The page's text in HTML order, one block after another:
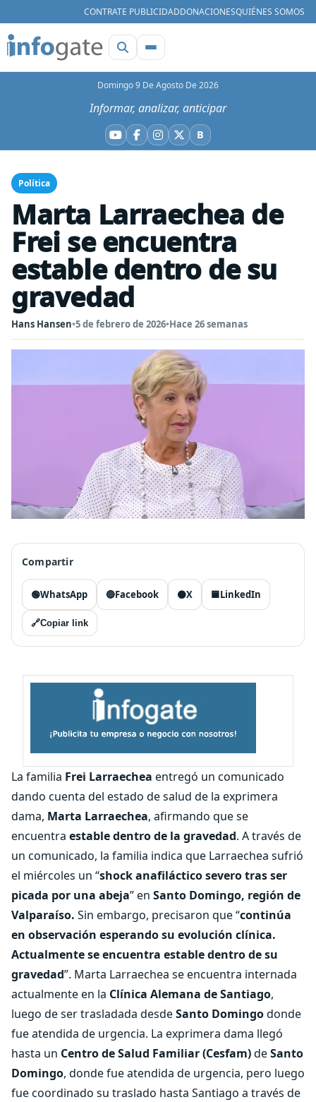
CONTRATE PUBLICIDADDONACIONESQUIÉNES SOMOS
Domingo 9 De Agosto De 2026
Informar, analizar, anticipar
YouTube
Facebook
Instagram
X BBluesky
Política
Marta Larraechea de
Frei se encuentra
estable dentro de su
gravedad
Hans Hansen•5 de febrero de 2026•Hace 26 semanas
Compartir
🟢WhatsApp 🔵Facebook ⚫X 🟦LinkedIn
🔗Copiar link
La familia Frei Larraechea entregó un comunicado
dando cuenta del estado de salud de la exprimera
dama, Marta Larraechea, afirmando que se
encuentra estable dentro de la gravedad. A través de
un comunicado, la familia indica que Larraechea sufrió
el miércoles un “shock anafiláctico severo tras ser
picada por una abeja” en Santo Domingo, región de
Valparaíso. Sin embargo, precisaron que “continúa
en observación esperando su evolución clínica.
Actualmente se encuentra estable dentro de su
gravedad”. Marta Larraechea se encuentra internada
actualmente en la Clínica Alemana de Santiago,
luego de ser trasladada desdeSanto Domingodonde
fue atendida de urgencia. La exprimera dama llegó
hasta un Centro de Salud Familiar (Cesfam)deSanto
Domingo, donde fue atendida de urgencia, pero luego
fue coordinado su traslado hasta Santiago a través de